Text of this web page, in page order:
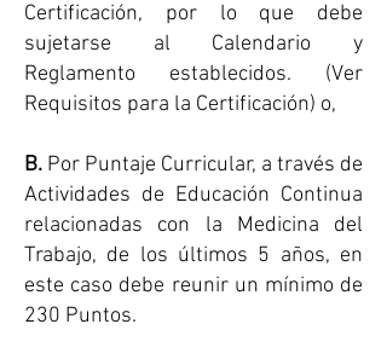
Certificación, por lo que debe
sujetarse al Calendario y
Reglamento establecidos. (Ver
Requisitos para la Certificación) o,
B. Por Puntaje Curricular, a través de
Actividades de Educación Continua
relacionadas con la Medicina del
Trabajo, de los últimos 5 años, en
este caso debe reunir un mínimo de
230 Puntos.